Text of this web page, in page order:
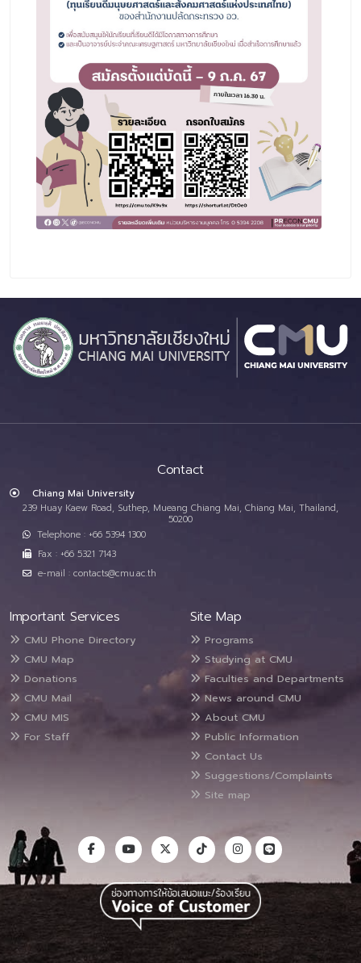
Contact
Chiang Mai University
239 Huay Kaew Road, Suthep, Mueang Chiang Mai, Chiang Mai, Thailand,
50200
Telephone : +66 5394 1300
Fax : +66 5321 7143
e-mail : contacts@cmu.ac.th
Important Services
CMU Phone Directory
CMU Map
Donations
CMU Mail
CMU MIS
For Staff
Site Map
Programs
Studying at CMU
Faculties and Departments
News around CMU
About CMU
Public Information
Contact Us
Suggestions/Complaints
Site map